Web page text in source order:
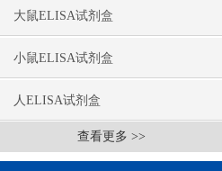
大鼠ELISA试剂盒
小鼠ELISA试剂盒
人ELISA试剂盒
查看更多 >>